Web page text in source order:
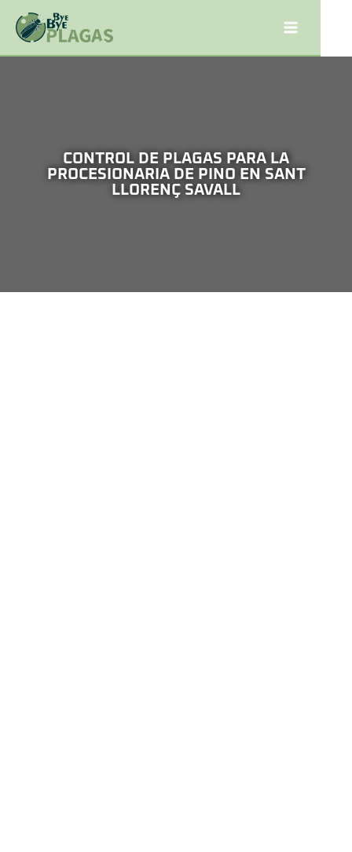
CONTROL DE PLAGAS PARA LA
PROCESIONARIA DE PINO EN SANT
LLORENÇ SAVALL